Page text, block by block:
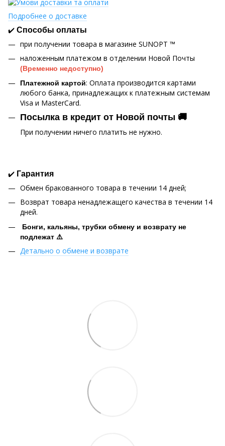
Подробнее о доставке
✔️ Способы оплаты
при получении товара в магазине SUNOPT ™
наложенным платежом в отделении Новой Почты
(Временно недоступно)
Платежной картой: Оплата производится картами
любого банка, принадлежащих к платежным системам
Visa и MasterCard.
Посылка в кредит от Новой почты 🚚
При получении ничего платить не нужно.
✔️ Гарантия
Обмен бракованного товара в течении 14 дней;
Возврат товара ненадлежащего качества в течении 14
дней.
Бонги, кальяны, трубки обмену и возврату не
подлежат ⚠️
Детально о обмене и возврате